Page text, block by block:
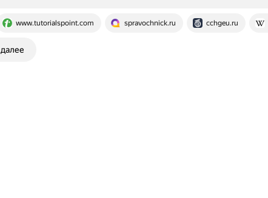
www.tutorialspoint.com spravochnick.ru cchgeu.ru